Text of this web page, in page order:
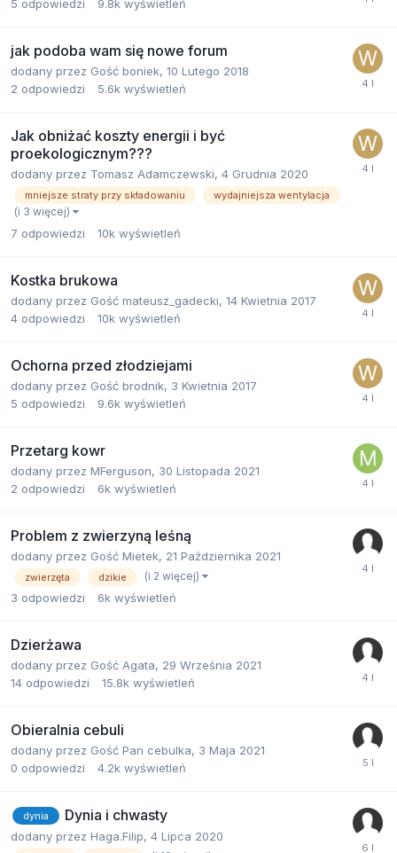
5 odpowiedzi 9.8k wyświetleń
jak podoba wam się nowe forum
dodany przez Gość boniek, 10 Lutego 2018
2 odpowiedzi 5.6k wyświetleń
Jak obniżać koszty energii i być
proekologicznym???
dodany przez Tomasz Adamczewski, 4 Grudnia 2020
mniejsze straty przy składowaniu wydajniejsza wentylacja
(i 3 więcej)
7 odpowiedzi 10k wyświetleń
Kostka brukowa
dodany przez Gość mateusz_gadecki, 14 Kwietnia 2017
4 odpowiedzi 10k wyświetleń
Ochorna przed złodziejami
dodany przez Gość brodnik, 3 Kwietnia 2017
5 odpowiedzi 9.6k wyświetleń
Przetarg kowr
dodany przez MFerguson, 30 Listopada 2021
2 odpowiedzi 6k wyświetleń
Problem z zwierzyną leśną
dodany przez Gość Mietek, 21 Października 2021
zwierzęta dzikie (i 2 więcej)
3 odpowiedzi 6k wyświetleń
Dzierżawa
dodany przez Gość Agata, 29 Września 2021
14 odpowiedzi 15.8k wyświetleń
Obieralnia cebuli
dodany przez Gość Pan cebulka, 3 Maja 2021
0 odpowiedzi 4.2k wyświetleń
dynia Dynia i chwasty
dodany przez Haga.Filip, 4 Lipca 2020